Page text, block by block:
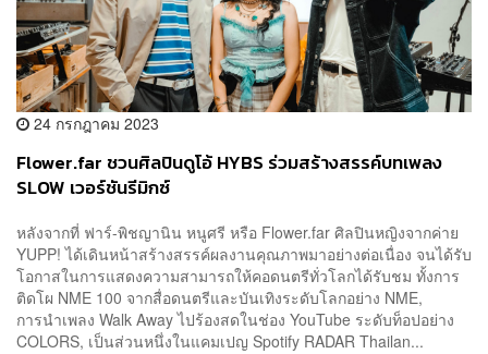
24 กรกฎาคม 2023
Flower.far ชวนศิลปินดูโอ้ HYBS ร่วมสร้างสรรค์บทเพลง
SLOW เวอร์ชันรีมิกซ์
หลังจากที่ ฟาร์-พิชญานิน หนูศรี หรือ Flower.far ศิลปินหญิงจากค่าย
YUPP! ได้เดินหน้าสร้างสรรค์ผลงานคุณภาพมาอย่างต่อเนื่อง จนได้รับ
โอกาสในการแสดงความสามารถให้คอดนตรีทั่วโลกได้รับชม ทั้งการ
ติดโผ NME 100 จากสื่อดนตรีและบันเทิงระดับโลกอย่าง NME,
การนำเพลง Walk Away ไปร้องสดในช่อง YouTube ระดับท็อปอย่าง
COLORS, เป็นส่วนหนึ่งในแคมเปญ Spotify RADAR Thailan...